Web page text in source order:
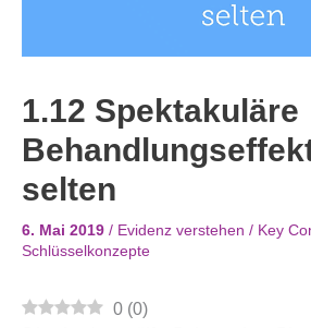
1.12 Spektakuläre
selten
6. Mai 2019 / Evidenz verstehen / Key
Schlüsselkonzepte
0 (0)